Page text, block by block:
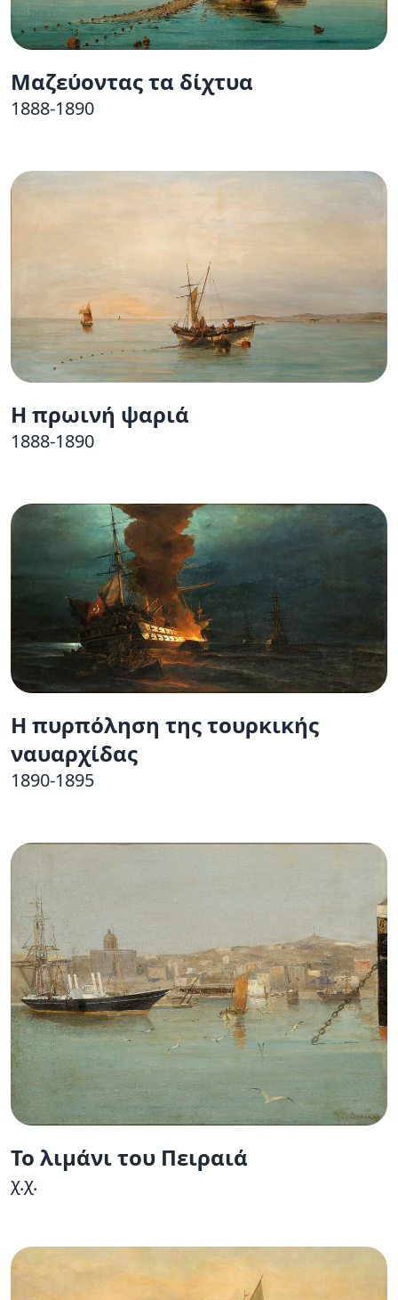
Μαζεύοντας τα δίχτυα
1888-1890
Η πρωινή ψαριά
1888-1890
Η πυρπόληση της τουρκικής
ναυαρχίδας
1890-1895
Το λιμάνι του Πειραιά
χ.χ.